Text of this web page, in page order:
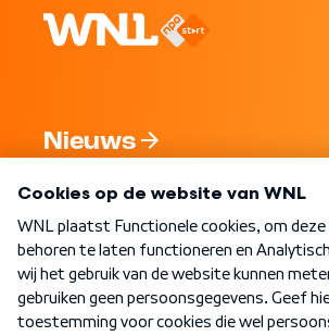
Nieuws
Nieuwsbrief
Word Lid